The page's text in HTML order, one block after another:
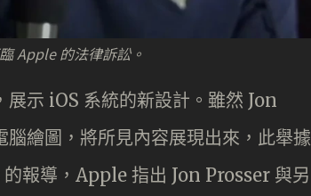
Apple 的法律訴訟。
示 iOS 系統的新設計。雖然 Jon
繪圖，將所見內容展現出來，此舉據
報導，Apple 指出 Jon Prosser 與另